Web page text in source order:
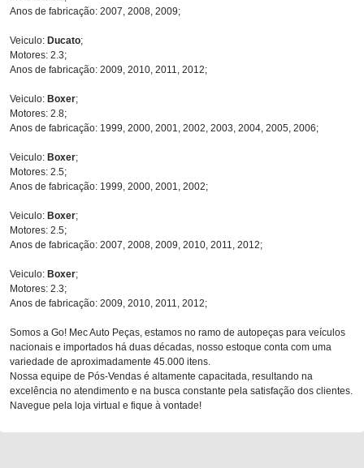
Anos de fabricação: 2007, 2008, 2009;
Veiculo: Ducato;
Motores: 2.3;
Anos de fabricação: 2009, 2010, 2011, 2012;
Veiculo: Boxer;
Motores: 2.8;
Anos de fabricação: 1999, 2000, 2001, 2002, 2003, 2004, 2005, 2006;
Veiculo: Boxer;
Motores: 2.5;
Anos de fabricação: 1999, 2000, 2001, 2002;
Veiculo: Boxer;
Motores: 2.5;
Anos de fabricação: 2007, 2008, 2009, 2010, 2011, 2012;
Veiculo: Boxer;
Motores: 2.3;
Anos de fabricação: 2009, 2010, 2011, 2012;
Somos a Go! Mec Auto Peças, estamos no ramo de autopeças para veículos
nacionais e importados há duas décadas, nosso estoque conta com uma
variedade de aproximadamente 45.000 itens.
Nossa equipe de Pós-Vendas é altamente capacitada, resultando na
excelência no atendimento e na busca constante pela satisfação dos clientes.
Navegue pela loja virtual e fique à vontade!